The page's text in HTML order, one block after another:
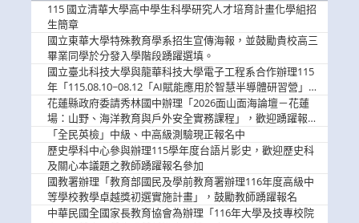
115 國立清華大學高中學生科學研究人才培育計畫化學組招
生簡章
國立東華大學特殊教育學系招生宣傳海報，並鼓勵貴校高三
畢業同學於分發入學階段踴躍選填。
國立臺北科技大學與龍華科技大學電子工程系合作辦理115
年「115.08.10~08.12「AI賦能應用於智慧半導體研習營」，
歡迎學生踴躍報名參加
花蓮縣政府委請秀林國中辦理「2026面山面海論壇－花蓮
場：山野、海洋教育與戶外安全實務課程」，歡迎踴躍報名
參加
「全民英檢」中級、中高級測驗現正報名中
歷史學科中心參與辦理115學年度台語片影史，歡迎歷史科
及關心本議題之教師踴躍報名參加
國教署辦理「教育部國民及學前教育署辦理116年度高級中
等學校教學卓越獎初選實施計畫」，鼓勵教師踴躍報名
中華民國全國家長教育協會為辦理「116年大學及技專校院